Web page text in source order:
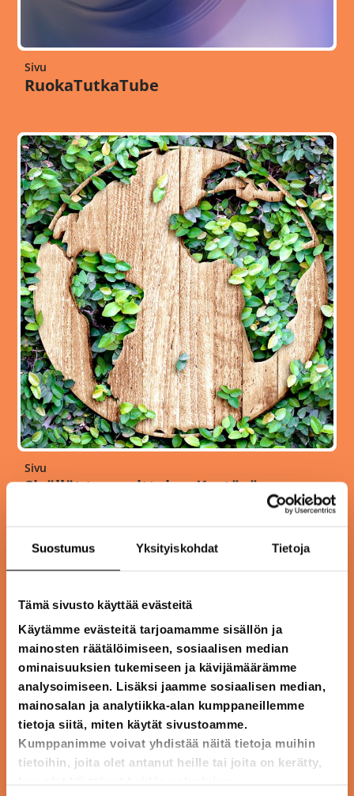
Suostumus Yksityiskohdat Tietoja
Tämä sivusto käyttää evästeitä
Käytämme evästeitä tarjoamamme sisällön ja
mainosten räätälöimiseen, sosiaalisen median
ominaisuuksien tukemiseen ja kävijämäärämme
analysoimiseen. Lisäksi jaamme sosiaalisen median,
mainosalan ja analytiikka-alan kumppaneillemme
tietoja siitä, miten käytät sivustoamme.
Kumppanimme voivat yhdistää näitä tietoja muihin
tietoihin, joita olet antanut heille tai joita on kerätty,
Sivu
RuokaTutkaTube
Sivu
Sisällöt teemoittain – Kestävä